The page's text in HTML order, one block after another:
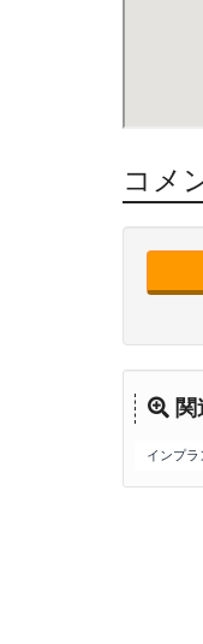
コメ
インプラ